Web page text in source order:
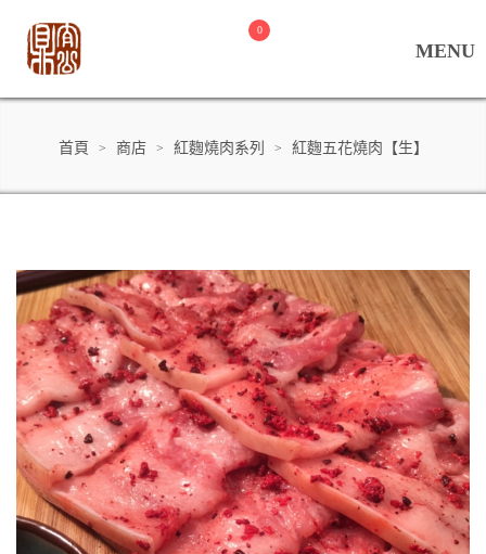
0
首頁 > 商店 > 紅麴燒肉系列 > 紅麴五花燒肉【生】